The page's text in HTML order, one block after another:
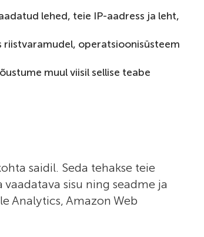
lehed, teie IP-aadress ja leht,
riistvaramudel, operatsioonisüsteem
muul viisil sellise teabe
saidil. Seda tehakse teie
sisu ning seadme ja
Analytics, Amazon Web